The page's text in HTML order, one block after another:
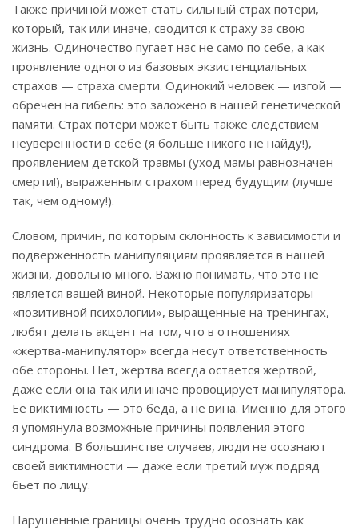
Также причиной может стать сильный страх потери,
который, так или иначе, сводится к страху за свою
жизнь. Одиночество пугает нас не само по себе, а как
проявление одного из базовых экзистенциальных
страхов — страха смерти. Одинокий человек — изгой —
обречен на гибель: это заложено в нашей генетической
памяти. Страх потери может быть также следствием
неуверенности в себе (я больше никого не найду!),
проявлением детской травмы (уход мамы равнозначен
смерти!), выраженным страхом перед будущим (лучше
так, чем одному!).
Словом, причин, по которым склонность к зависимости и
подверженность манипуляциям проявляется в нашей
жизни, довольно много. Важно понимать, что это не
является вашей виной. Некоторые популяризаторы
«позитивной психологии», выращенные на тренингах,
любят делать акцент на том, что в отношениях
«жертва-манипулятор» всегда несут ответственность
обе стороны. Нет, жертва всегда остается жертвой,
даже если она так или иначе провоцирует манипулятора.
Ее виктимность — это беда, а не вина. Именно для этого
я упомянула возможные причины появления этого
синдрома. В большинстве случаев, люди не осознают
своей виктимности — даже если третий муж подряд
бьет по лицу.
Нарушенные границы очень трудно осознать как